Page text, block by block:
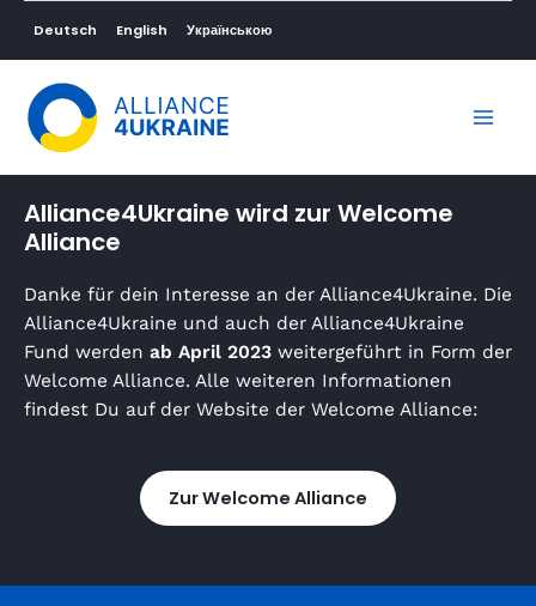
Deutsch English Українською
Alliance4Ukraine wird zur Welcome
Alliance
Danke für dein Interesse an der Alliance4Ukraine. Die
Alliance4Ukraine und auch der Alliance4Ukraine
Fund werden ab April 2023 weitergeführt in Form der
Welcome Alliance. Alle weiteren Informationen
findest Du auf der Website der Welcome Alliance:
Zur Welcome Alliance